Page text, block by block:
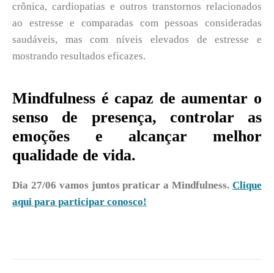
crônica, cardiopatias e outros transtornos relacionados
ao estresse e comparadas com pessoas consideradas
saudáveis, mas com níveis elevados de estresse e
mostrando resultados eficazes.
Mindfulness é capaz de aumentar o
senso de presença, controlar as
emoções e alcançar melhor
qualidade de vida.
Dia 27/06 vamos juntos praticar a Mindfulness. Clique
aqui para participar conosco!